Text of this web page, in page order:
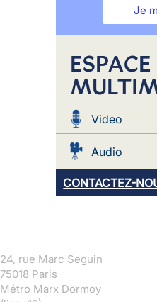
Je
ESPACE
Video
Audio
CONTACTEZ-
24, rue Marc Seguin
75018 Paris
Métro Marx Dormoy